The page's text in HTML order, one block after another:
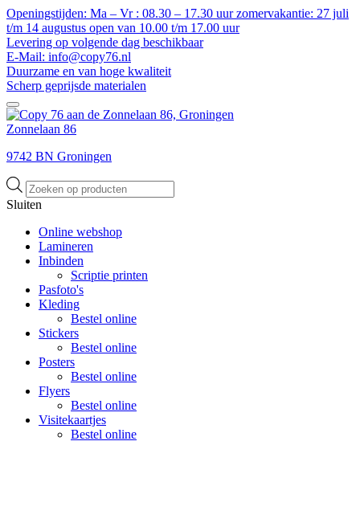
Openingstijden: Ma – Vr : 08.30 – 17.30 uur zomervakantie: 27 juli
t/m 14 augustus open van 10.00 t/m 17.00 uur
Levering op volgende dag beschikbaar
E-Mail: info@copy76.nl
Duurzame en van hoge kwaliteit
Scherp geprijsde materialen
Zonnelaan 86
9742 BN Groningen
Producten
zoeken
Sluiten
Online webshop
Lamineren
Inbinden
Scriptie printen
Pasfoto's
Kleding
Bestel online
Stickers
Bestel online
Posters
Bestel online
Flyers
Bestel online
Visitekaartjes
Bestel online